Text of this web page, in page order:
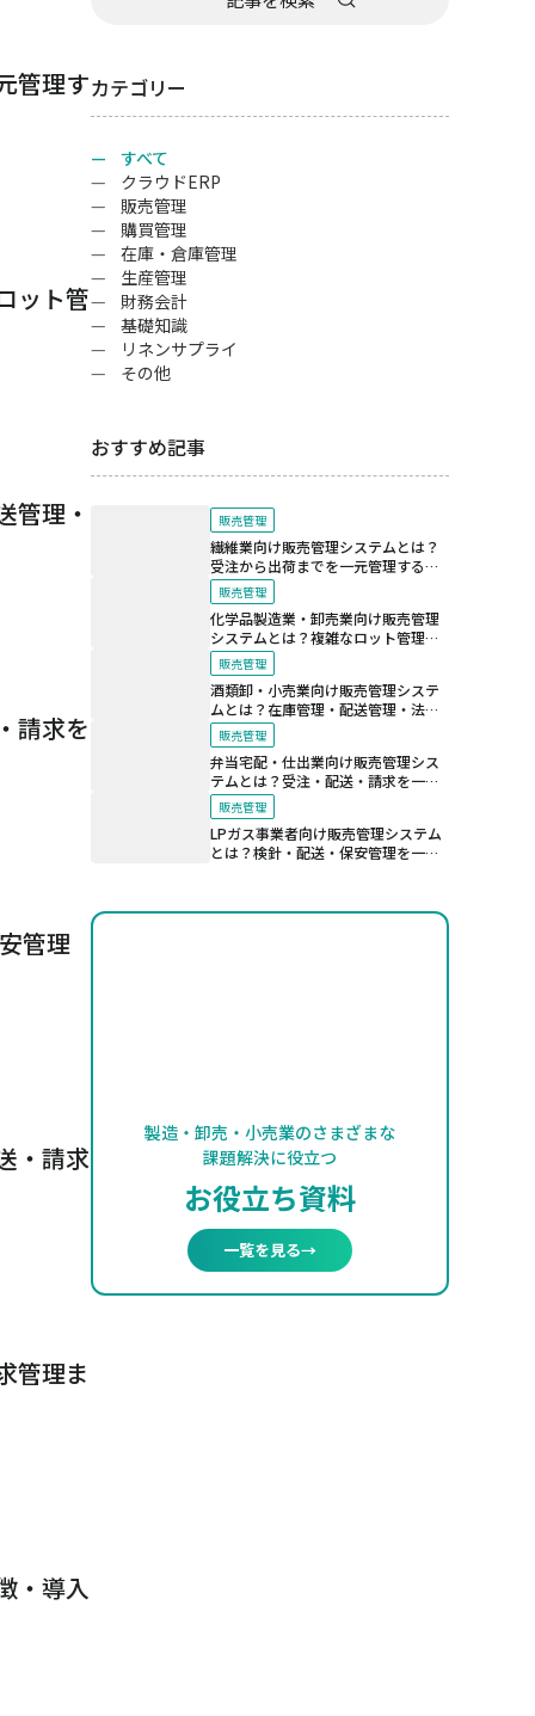
管理す
ット管
管理・
請求を
管理
・請求
管理ま
・導入
カテゴリー
すべて
クラウドERP
販売管理
購買管理
在庫・倉庫管理
生産管理
財務会計
基礎知識
リネンサプライ
その他
おすすめ記事
販売管理
繊維業向け販売管理システムとは？
受注から出荷までを一元管理する仕
組み
販売管理
化学品製造業・卸売業向け販売管理
システムとは？複雑なロット管理と
法規制対応を支える仕組み
販売管理
酒類卸・小売業向け販売管理システ
ムとは？在庫管理・配送管理・法令
対応を効率化する仕組み
販売管理
弁当宅配・仕出業向け販売管理シス
テムとは？受注・配送・請求を一元
化する仕組み
販売管理
LPガス事業者向け販売管理システム
とは？検針・配送・保安管理を一元
製造・卸売・小売業のさまざまな
課題解決に役立つ
お役立ち資料
一覧を見る→